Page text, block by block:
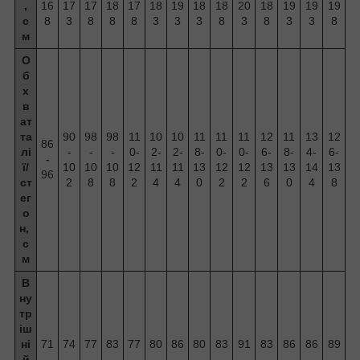
,
с
м
16
8
17
3
17
8
18
8
17
8
18
3
19
3
18
3
18
8
20
3
18
8
19
3
19
3
19
8
О
б
х
в
ат
та
лі
ї/
ст
ег
о
н,
с
м
86
-
96
90
-
10
2
98
-
10
8
98
-
10
8
11
0-
12
2
10
2-
11
4
10
2-
11
4
11
8-
13
0
11
0-
12
2
11
0-
12
2
12
6-
13
6
11
8-
13
0
13
4-
14
4
12
6-
13
8
В
ну
тр
іш
ні
71
74
77
83
77
80
86
80
83
91
83
86
86
89